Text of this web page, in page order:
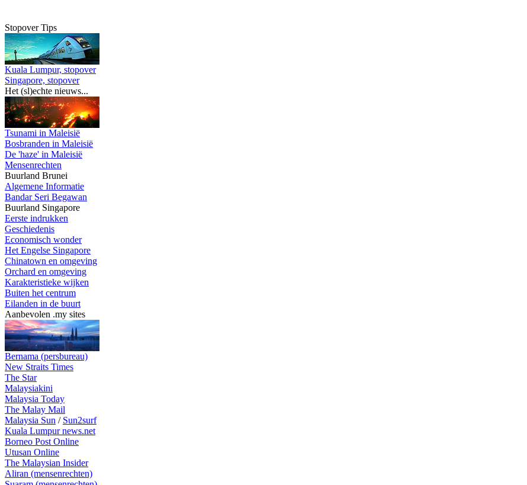
Stopover Tips
Kuala Lumpur, stopover
Singapore, stopover
Het (sl)echte nieuws...
Tsunami in Maleisië
Bosbranden in Maleisië
De 'haze' in Maleisië
Mensenrechten
Buurland Brunei
Algemene Informatie
Bandar Seri Begawan
Buurland Singapore
Eerste indrukken
Geschiedenis
Economisch wonder
Het Engelse Singapore
Chinatown en omgeving
Orchard en omgeving
Karakteristieke wijken
Buiten het centrum
Eilanden in de buurt
Aanbevolen .my sites
Bernama (persbureau)
New Straits Times
The Star
Malaysiakini
Malaysia Today
The Malay Mail
Malaysia Sun / Sun2surf
Kuala Lumpur news.net
Borneo Post Online
Utusan Online
The Malaysian Insider
Aliran (mensenrechten)